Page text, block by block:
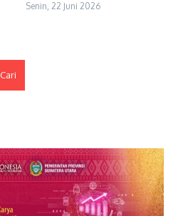
Senin, 22 Juni 2026
Cari